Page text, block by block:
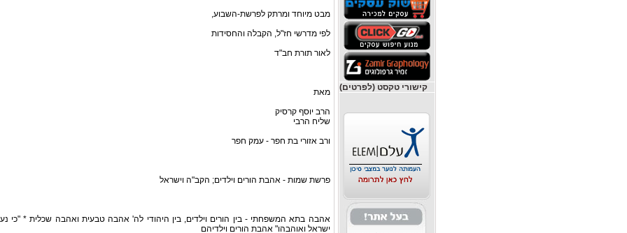
קישורי טקסט (לפרטים)
מבט מיוחד ומרתק לפרשת-השבוע,
לפי מדרשי חז"ל, הקבלה והחסידות
לאור תורת חב"ד
מאת
הרב יוסף קרסיק
שליח הרבי
ורב אזורי בת חפר - עמק חפר
פרשת שמות - אהבת הורים וילדים; הקב"ה וישראל
אהבה בתא המשפחתי - בין הורים וילדים, בין היהודי לה' אהבה טבעית ואהבה שכלית * "כי
ישראל ואוהבהו" אהבת הורים וילדיהם